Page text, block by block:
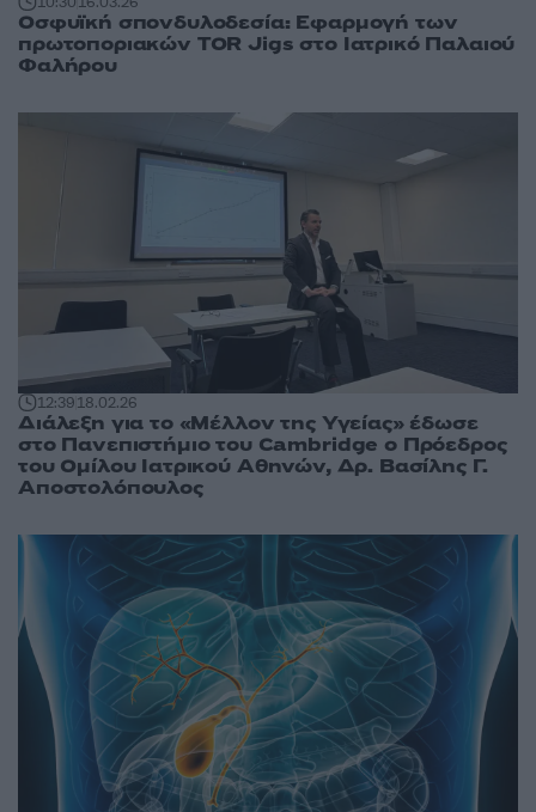
Οσφυϊκή σπονδυλοδεσία: Εφαρμογή των
πρωτοποριακών TOR Jigs στο Ιατρικό Παλαιού
Φαλήρου
12:3918.02.26
Διάλεξη για το «Μέλλον της Υγείας» έδωσε
στο Πανεπιστήμιο του Cambridge ο Πρόεδρος
του Ομίλου Ιατρικού Αθηνών, Δρ. Βασίλης Γ.
Αποστολόπουλος